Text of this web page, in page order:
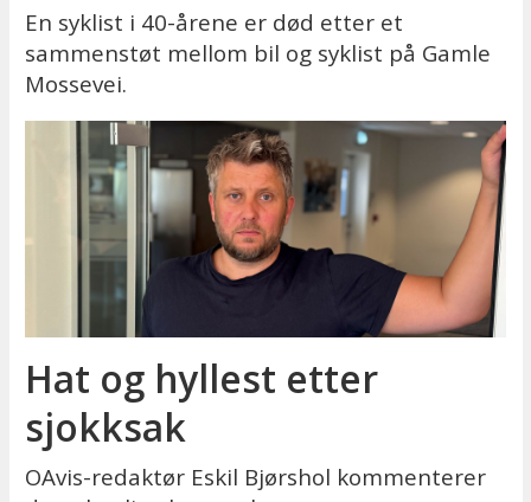
En syklist i 40-årene er død etter et
sammenstøt mellom bil og syklist på Gamle
Mossevei.
Hat og hyllest etter
sjokksak
OAvis-redaktør Eskil Bjørshol kommenterer